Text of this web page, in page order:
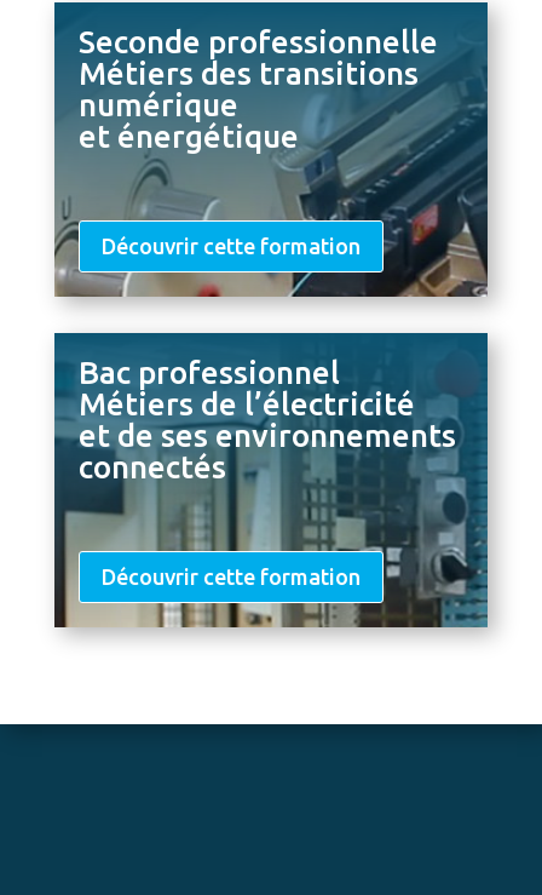
Seconde professionnelle
Métiers des transitions
numérique
et énergétique
Découvrir cette formation
Bac professionnel
Métiers de l’électricité
et de ses environnements
connectés
Découvrir cette formation